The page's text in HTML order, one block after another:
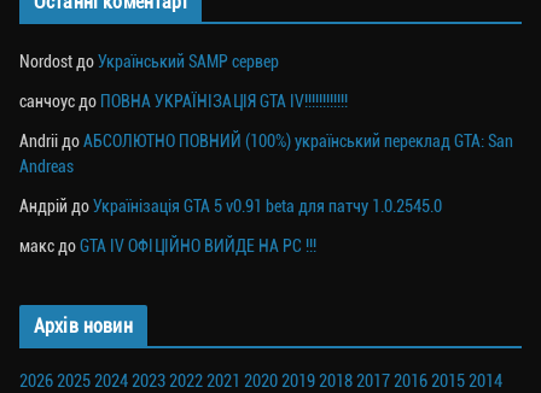
Nordost доУкраїнський SAMP сервер
санчоус до ПОВНА УКРАЇНІЗАЦІЯ GTA IV!!!!!!!!!!!!
Andrii доАБСОЛЮТНО ПОВНИЙ (100%) український переклад GTA: San
Andreas
Андрій доУкраїнізація GTA 5 v0.91 beta для патчу 1.0.2545.0
макс доGTA IV ОФІЦІЙНО ВИЙДЕ НА PC !!!
Архів новин
202620252024202320222021 2020201920182017201620152014